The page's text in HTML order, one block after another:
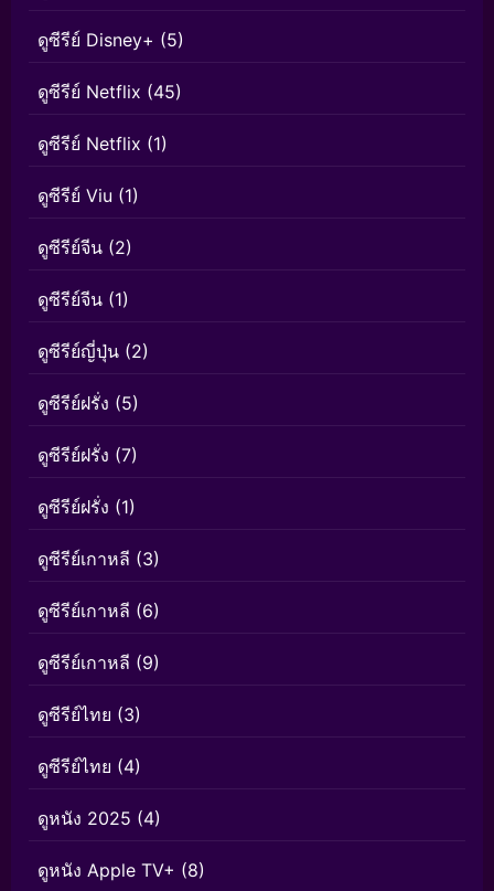
ดูซีรีย์ Disney+ (5)
ดูซีรีย์ Netflix (45)
ดูซีรีย์ Netflix (1)
ดูซีรีย์ Viu (1)
ดูซีรีย์จีน (2)
ดูซีรีย์จีน (1)
ดูซีรีย์ญี่ปุ่น (2)
ดูซีรีย์ฝรั่ง (5)
ดูซีรีย์ฝรั่ง (7)
ดูซีรีย์ฝรั่ง (1)
ดูซีรีย์เกาหลี (3)
ดูซีรีย์เกาหลี (6)
ดูซีรีย์เกาหลี (9)
ดูซีรีย์ไทย (3)
ดูซีรีย์ไทย (4)
ดูหนัง 2025 (4)
ดูหนัง Apple TV+ (8)